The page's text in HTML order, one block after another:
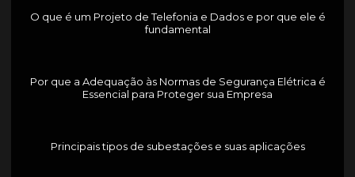
O que é um Projeto de Telefonia e Dados e por que ele é
fundamental
Por que a Adequação às Normas de Segurança Elétrica é
Essencial para Proteger sua Empresa
Principais tipos de subestações e suas aplicações